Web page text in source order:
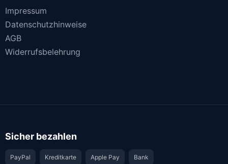
Impressum
Datenschutzhinweise
AGB
Widerrufsbelehrung
Sicher bezahlen
PayPal Kreditkarte Apple Pay Bank